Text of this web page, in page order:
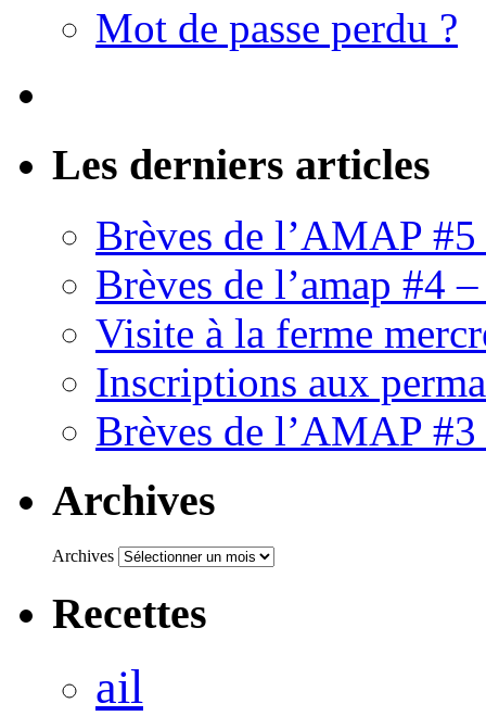
Mot de passe perdu ?
Les derniers articles
Brèves de l’AMAP
Brèves de l’amap #4
Visite à la ferme
Inscriptions aux
Brèves de l’AMAP
Archives
Archives
Recettes
ail